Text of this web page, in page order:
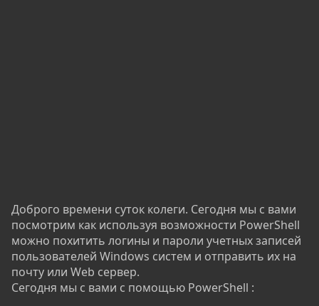
Доброго времени суток колеги. Сегодня мы с вами
посмотрим как используя возможности PowerShell
можно похитить логины и пароли учетных записей
пользователей Windows систем и отправить их на
почту или Web сервер.
Сегодня мы с вами с помощью PowerShell :